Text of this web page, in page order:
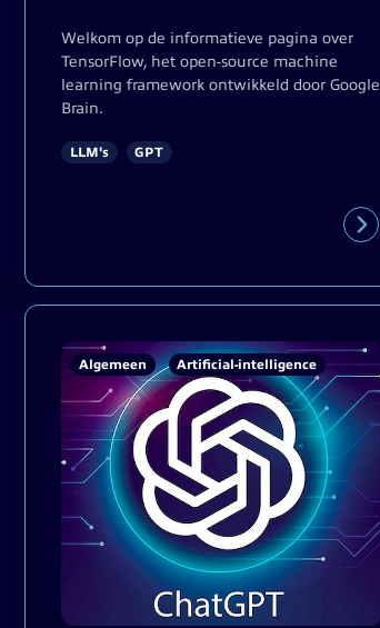
Welkom op de informatieve pagina over
TensorFlow, het open-source machine
learning framework ontwikkeld door Google
Brain.
LLM's GPT
Algemeen Artificial-intelligence